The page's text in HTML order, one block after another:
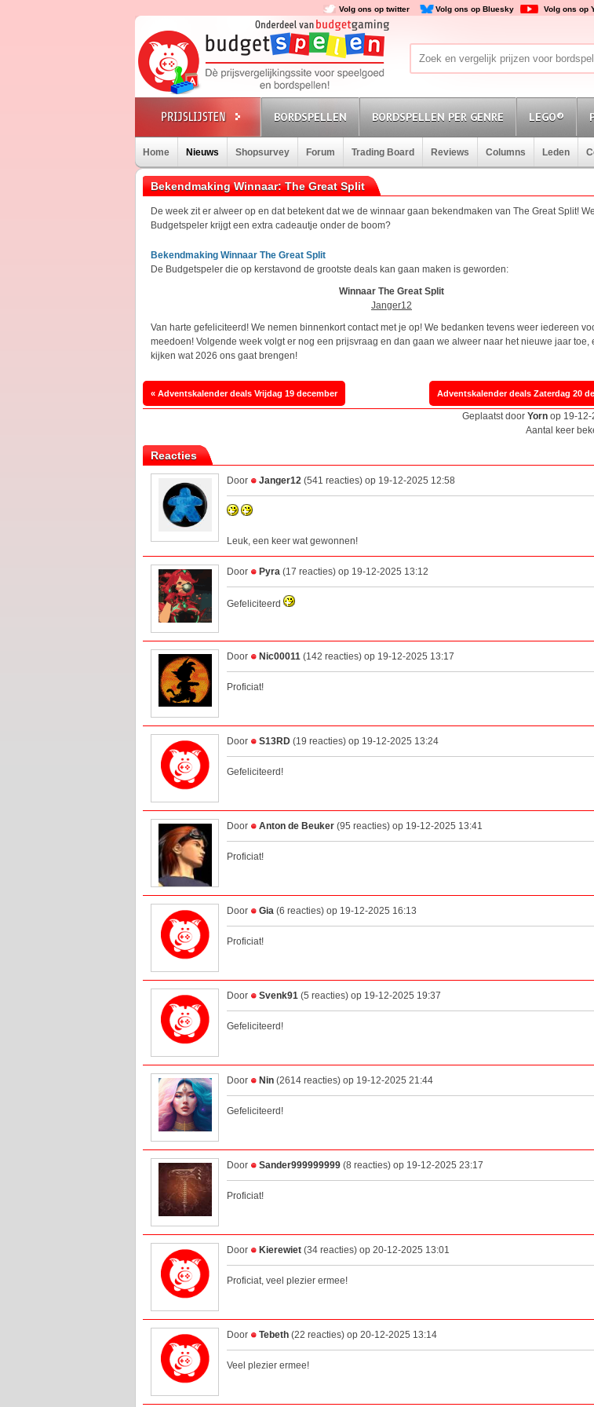
Volg ons op twitter Volg ons op Bluesky Volg ons op
BORDSPELLEN BORDSPELLEN PER GENRE LEGO®
Home Nieuws Shopsurvey Forum Trading Board Reviews Columns Leden
Bekendmaking Winnaar: The Great Split
De week zit er alweer op en dat betekent dat we de winnaar gaan bekendmaken van The Great Split!
Budgetspeler krijgt een extra cadeautje onder de boom?
Bekendmaking Winnaar The Great Split
De Budgetspeler die op kerstavond de grootste deals kan gaan maken is geworden:
Winnaar The Great Split
Janger12
Van harte gefeliciteerd! We nemen binnenkort contact met je op! We bedanken tevens weer iedereen
meedoen! Volgende week volgt er nog een prijsvraag en dan gaan we alweer naar het nieuwe jaar toe,
kijken wat 2026 ons gaat brengen!
« Adventskalender deals Vrijdag 19 december Adventskalender deals Zaterdag 20
Geplaatst door Yorn op 19-12-
Aantal keer
Reacties
Door Janger12 (541 reacties) op 19-12-2025 12:58
Leuk, een keer wat gewonnen!
Door Pyra (17 reacties) op 19-12-2025 13:12
Gefeliciteerd
Door Nic00011 (142 reacties) op 19-12-2025 13:17
Proficiat!
Door S13RD (19 reacties) op 19-12-2025 13:24
Gefeliciteerd!
Door Anton de Beuker (95 reacties) op 19-12-2025 13:41
Proficiat!
Door Gia (6 reacties) op 19-12-2025 16:13
Proficiat!
Door Svenk91 (5 reacties) op 19-12-2025 19:37
Gefeliciteerd!
Door Nin (2614 reacties) op 19-12-2025 21:44
Gefeliciteerd!
Door Sander999999999 (8 reacties) op 19-12-2025 23:17
Proficiat!
Door Kierewiet (34 reacties) op 20-12-2025 13:01
Proficiat, veel plezier ermee!
Door Tebeth (22 reacties) op 20-12-2025 13:14
Veel plezier ermee!